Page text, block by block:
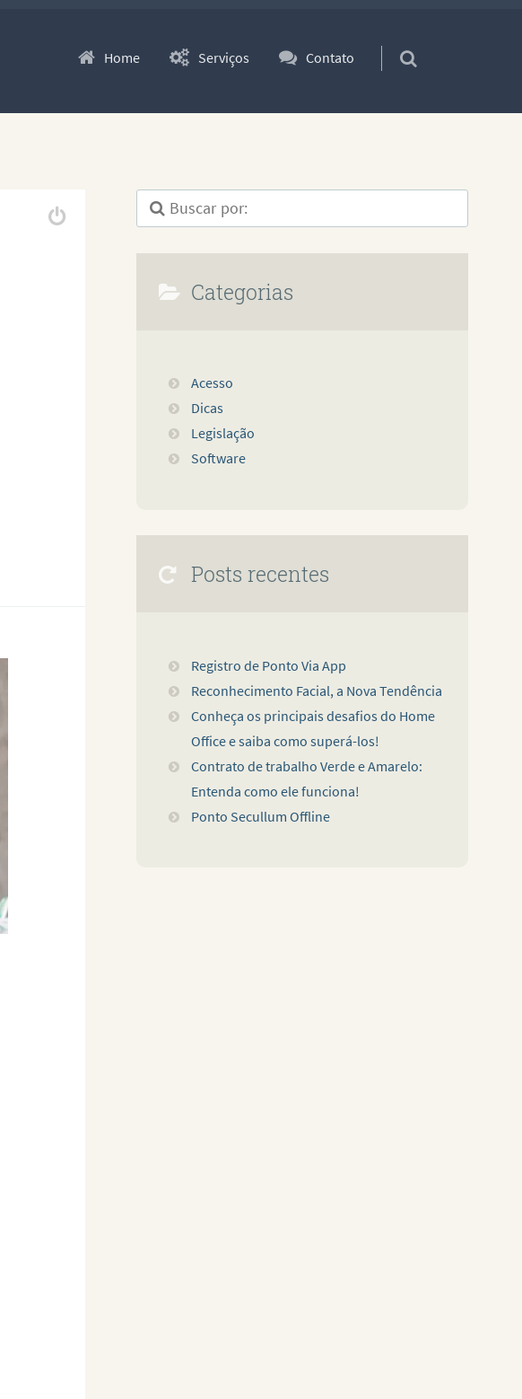
Pular para o conteúdo
Home Serviços Contato
Categorias
Acesso
Dicas
Legislação
Software
Posts recentes
Registro de Ponto Via App
Reconhecimento Facial, a Nova Tendência
Conheça os principais desafios do Home
Office e saiba como superá-los!
Contrato de trabalho Verde e Amarelo:
Entenda como ele funciona!
Ponto Secullum Offline